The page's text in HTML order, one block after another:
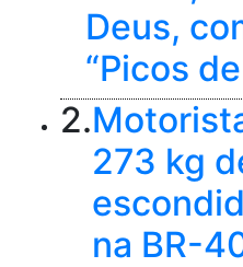
Deus,
“Picos
2.
273 kg
na BR-